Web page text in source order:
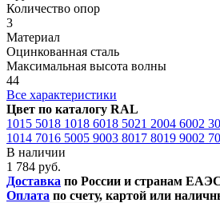
Количество опор
3
Материал
Оцинкованная сталь
Максимальная высота волны
44
Все характеристики
Цвет по каталогу RAL
1015 5018 1018 6018 5021 2004 6002
1014 7016 5005 9003 8017 8019 9002
В наличии
1 784 руб.
Доставка по России и странам
Оплата по счету, картой или